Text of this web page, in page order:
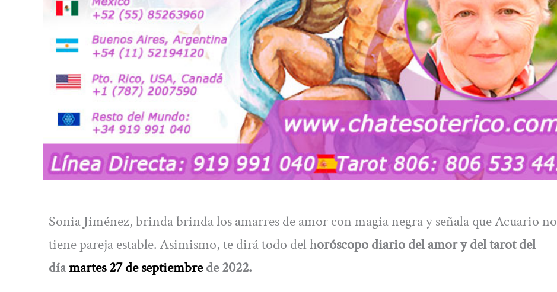
Sonia Jiménez, brinda brinda los amarres de amor con magia negra y señala que Acuario no
tiene pareja estable. Asimismo, te dirá todo del horóscopo diario del amor y del tarot del
díamartes 27 de septiembrede 2022.